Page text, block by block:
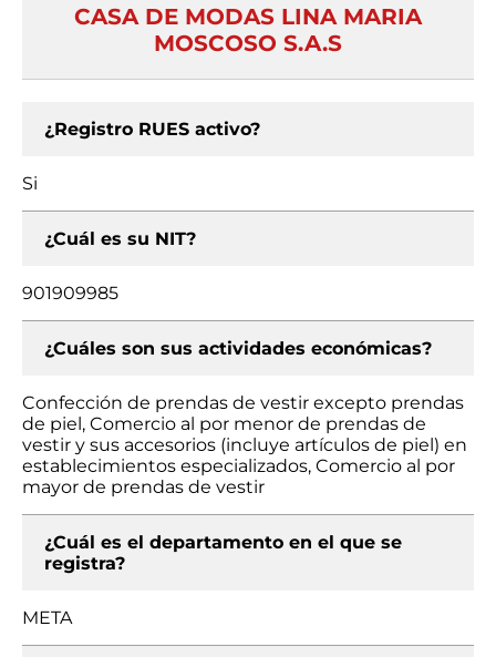
CASA DE MODAS LINA MARIA
MOSCOSO S.A.S
¿Registro RUES activo?
Si
¿Cuál es su NIT?
901909985
¿Cuáles son sus actividades económicas?
Confección de prendas de vestir excepto prendas
de piel, Comercio al por menor de prendas de
vestir y sus accesorios (incluye artículos de piel) en
establecimientos especializados, Comercio al por
mayor de prendas de vestir
¿Cuál es el departamento en el que se
registra?
META